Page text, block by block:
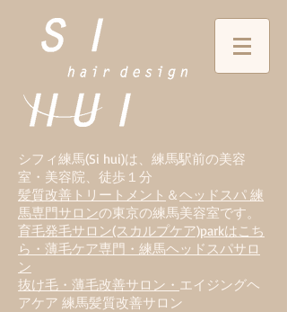
シフィ練馬(Si hui)は、 練馬駅前の美容
室・美容院、徒歩１分
髪質改善トリートメント ＆ヘッドスパ 練
馬専門サロンの東京の練馬美容室です。
育毛発毛サロン(スカルプケア)parkはこち
ら・薄毛ケア専門・練馬ヘッドスパサロ
ン
抜け毛・薄毛改善サロン・ エイジングヘ
アケア 練馬髪質改善サロン